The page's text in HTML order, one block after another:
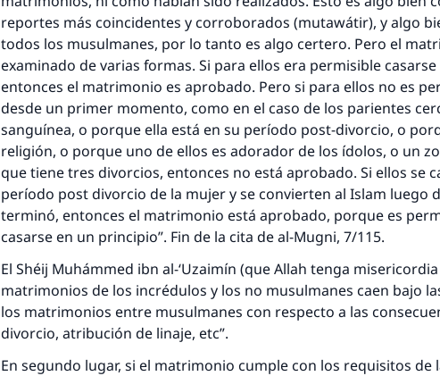
reportes más coincidentes y corroborados (mutawátir), y algo
todos los musulmanes, por lo tanto es algo certero. Pero el
examinado de varias formas. Si para ellos era permisible
entonces el matrimonio es aprobado. Pero si para ellos no es
desde un primer momento, como en el caso de los parientes
sanguínea, o porque ella está en su período post-divorcio, o
religión, o porque uno de ellos es adorador de los ídolos, o un
que tiene tres divorcios, entonces no está aprobado. Si ellos se
período post divorcio de la mujer y se convierten al Islam luego
terminó, entonces el matrimonio está aprobado, porque es
casarse en un principio”. Fin de la cita de al-Mugni, 7/115.
El Shéij Muhámmed ibn al-‘Uzaimín (que Allah tenga misericordia
matrimonios de los incrédulos y los no musulmanes caen bajo
los matrimonios entre musulmanes con respecto a las
divorcio, atribución de linaje, etc”.
En segundo lugar, si el matrimonio cumple con los requisitos de